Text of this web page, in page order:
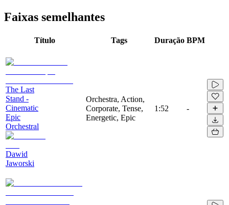
Faixas semelhantes
Título Tags Duração BPM
The Last
Stand -
Cinematic
Epic
Orchestral
Dawid
Jaworski
Orchestra, Action,
Corporate, Tense,
Energetic, Epic
1:52 -